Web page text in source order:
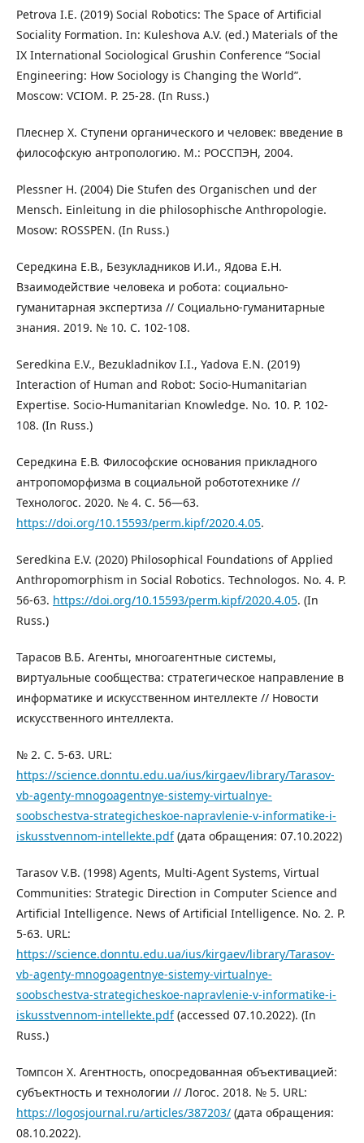
Petrova I.E. (2019) Social Robotics: The Space of Artificial
Sociality Formation. In: Kuleshova A.V. (ed.) Materials of the
IX International Sociological Grushin Conference “Social
Engineering: How Sociology is Changing the World”.
Moscow: VCIOM. P. 25-28. (In Russ.)
Плеснер Х. Ступени органического и человек: введение в
философскую антропологию. М.: РОССПЭН, 2004.
Plessner H. (2004) Die Stufen des Organischen und der
Mensch. Einleitung in die philosophische Anthropologie.
Mosow: ROSSPEN. (In Russ.)
Середкина Е.В., Безукладников И.И., Ядова Е.Н.
Взаимодействие человека и робота: социально-
гуманитарная экспертиза // Социально-гуманитарные
знания. 2019. № 10. С. 102-108.
Seredkina E.V., Bezukladnikov I.I., Yadova E.N. (2019)
Interaction of Human and Robot: Socio-Humanitarian
Expertise. Socio-Humanitarian Knowledge. No. 10. P. 102-
108. (In Russ.)
Середкина Е.В. Философские основания прикладного
антропоморфизма в социальной робототехнике //
Технологос. 2020. № 4. С. 56—63.
https://doi.org/10.15593/perm.kipf/2020.4.05.
Seredkina E.V. (2020) Philosophical Foundations of Applied
Anthropomorphism in Social Robotics. Technologos. No. 4. P.
56-63. https://doi.org/10.15593/perm.kipf/2020.4.05. (In
Russ.)
Тарасов В.Б. Агенты, многоагентные системы,
виртуальные сообщества: стратегическое направление в
информатике и искусственном интеллекте // Новости
искусственного интеллекта.
№ 2. С. 5-63. URL:
https://science.donntu.edu.ua/ius/kirgaev/library/Tarasov-
vb-agenty-mnogoagentnye-sistemy-virtualnye-
soobschestva-strategicheskoe-napravlenie-v-informatike-i-
iskusstvennom-intellekte.pdf(дата обращения: 07.10.2022)
Tarasov V.B. (1998) Agents, Multi-Agent Systems, Virtual
Communities: Strategic Direction in Computer Science and
Artificial Intelligence. News of Artificial Intelligence. No. 2. P.
5-63. URL:
https://science.donntu.edu.ua/ius/kirgaev/library/Tarasov-
vb-agenty-mnogoagentnye-sistemy-virtualnye-
soobschestva-strategicheskoe-napravlenie-v-informatike-i-
iskusstvennom-intellekte.pdf(accessed 07.10.2022). (In
Russ.)
Томпсон Х. Агентность, опосредованная объективацией:
субъектность и технологии // Логос. 2018. № 5. URL:
https://logosjournal.ru/articles/387203/ (дата обращения:
08.10.2022).